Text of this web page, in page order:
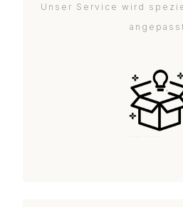
Unser Service wird